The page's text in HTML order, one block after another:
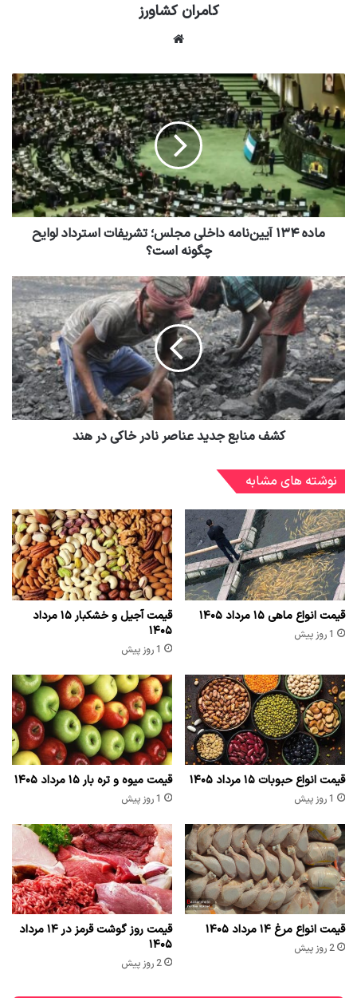
کامران کشاورز
ماده ۱۳۴ آیین‌نامه داخلی مجلس؛ تشریفات استرداد لوایح
چگونه است؟
کشف منابع جدید عناصر نادر خاکی در هند
نوشته های مشابه
قیمت انواع ماهی ۱۵ مرداد ۱۴۰۵
1 روز پیش
قیمت آجیل و خشکبار ۱۵ مرداد
۱۴۰۵
1 روز پیش
قیمت انواع حبوبات ۱۵ مرداد ۱۴۰۵
1 روز پیش
قیمت میوه و تره بار ۱۵ مرداد ۱۴۰۵
1 روز پیش
قیمت انواع مرغ ۱۴ مرداد ۱۴۰۵
2 روز پیش
قیمت روز گوشت قرمز در ۱۴ مرداد
۱۴۰۵
2 روز پیش